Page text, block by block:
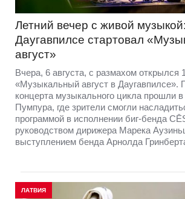
Летний вечер с живой
Даугавпилсе стартовал
август»
Вчера, 6 августа, с размахом открылся
«Музыкальный август в Даугавпилсе».
концерта музыкального цикла прошли
Пумпура, где зрители смогли
программой в исполнении биг-бенда
руководством дирижера Марека
выступлением бенда Арнолда
ЛАТВИЯ